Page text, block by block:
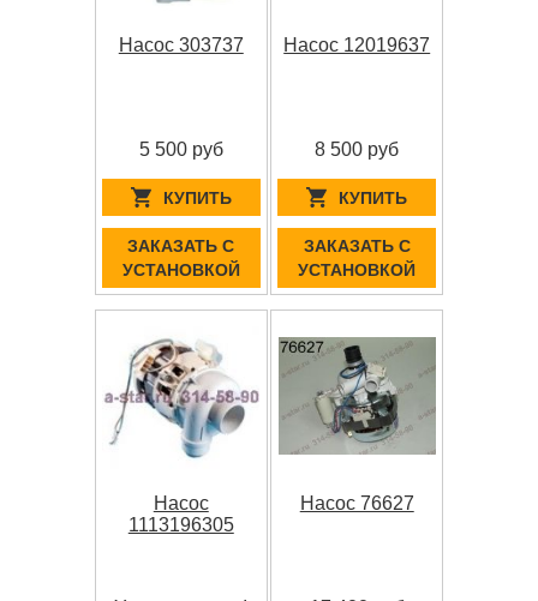
Насос 303737
5 500 руб
КУПИТЬ
ЗАКАЗАТЬ С
УСТАНОВКОЙ
Насос 12019637
8 500 руб
КУПИТЬ
ЗАКАЗАТЬ С
УСТАНОВКОЙ
Насос
1113196305
Насос 76627